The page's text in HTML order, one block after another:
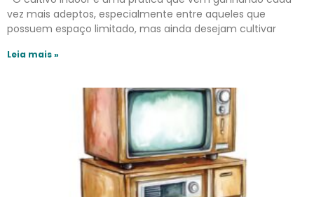
vez mais adeptos, especialmente entre aqueles que
possuem espaço limitado, mas ainda desejam cultivar
Leia mais »